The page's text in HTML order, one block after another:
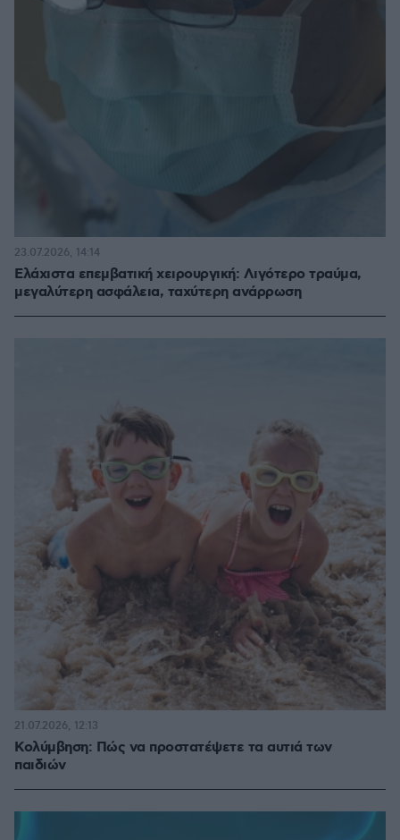
Ελάχιστα επεμβατική χειρουργική: Λιγότερο τραύμα,
μεγαλύτερη ασφάλεια, ταχύτερη ανάρρωση
23.07.2026, 14:14
Κολύμβηση: Πώς να προστατέψετε τα αυτιά των
παιδιών
21.07.2026, 12:13